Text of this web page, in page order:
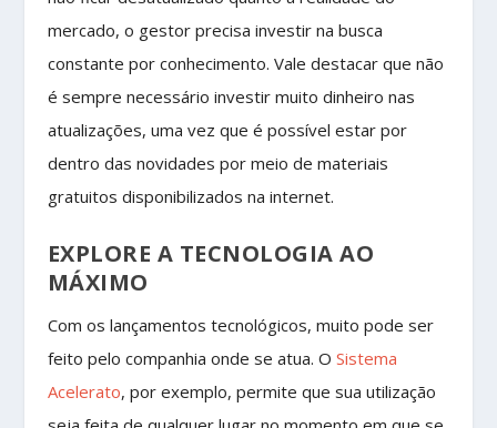
mercado, o gestor precisa investir na busca
constante por conhecimento. Vale destacar que não
é sempre necessário investir muito dinheiro nas
atualizações, uma vez que é possível estar por
dentro das novidades por meio de materiais
gratuitos disponibilizados na internet.
EXPLORE A TECNOLOGIA AO
MÁXIMO
Com os lançamentos tecnológicos, muito pode ser
feito pelo companhia onde se atua. O Sistema
Acelerato, por exemplo, permite que sua utilização